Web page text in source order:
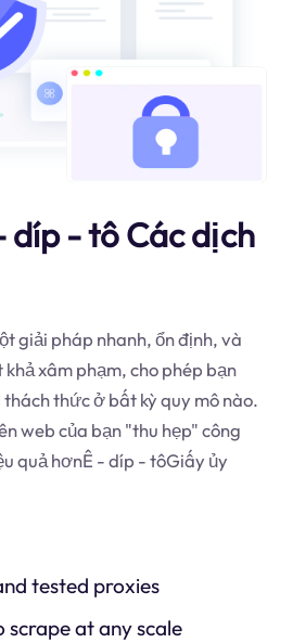
díp - tô Các dịch
giải pháp nhanh, ổn định, và
xâm phạm, cho phép bạn
thức ở bất kỳ quy mô nào.
web của bạn "thu hẹp" công
quả hơnÊ - díp - tôGiấy ủy
tested proxies
scrape at any scale